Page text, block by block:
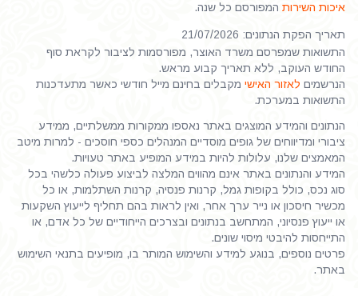
איכות השירות המפורסם כל שנה.
תאריך הפקת הנתונים: 21/07/2026
התשואות שמפרסם משרד האוצר, מפורסמות לציבור לקראת סוף
החודש העוקב, ללא תאריך קבוע מראש.
הנרשמים לאזור האישי מקבלים בחינם מייל חודשי כאשר מתעדכנות
התשואות במערכת.
הנתונים והמידע המוצגים באתר נאספו ממקורות ממשלתיים, ממידע
ציבורי ומדיווחים של גופים מוסדיים המנהלים כספי חוסכים - למרות מיטב
המאמצים שלנו, עלולות להיות במידע המופיע באתר טעויות.
המידע והנתונים באתר אינם מהווים המלצה לביצוע פעולה כלשהי בכל
סוג נכס, כולל בקופות גמל, קרנות פנסיה, קרנות השתלמות, או כל
מכשיר חיסכון או נייר ערך אחר, ואין לראות בהם תחליף לייעוץ השקעות
או ייעוץ פנסיוני, המתחשב בנתונים ובצרכים הייחודיים של כל אדם, או
התייחסות להיבטי מיסוי שונים.
פרטים נוספים, בנוגע למידע והשימוש המותר בו, מופיעים בתנאי השימוש
באתר.